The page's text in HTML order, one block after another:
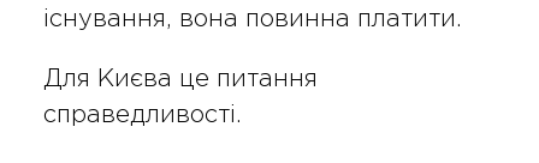
існування, вона повинна платити.
Для Києва це питання
справедливості.